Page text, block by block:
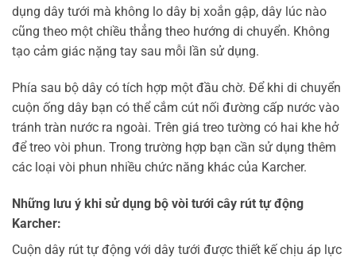
dụng dây tưới mà không lo dây bị xoắn gập, dây lúc nào
cũng theo một chiều thẳng theo hướng di chuyển. Không
tạo cảm giác nặng tay sau mỗi lần sử dụng.
Phía sau bộ dây có tích hợp một đầu chờ. Để khi di chuyển
cuộn ống dây bạn có thể cắm cút nối đường cấp nước vào
tránh tràn nước ra ngoài. Trên giá treo tường có hai khe hở
để treo vòi phun. Trong trường hợp bạn cần sử dụng thêm
các loại vòi phun nhiều chức năng khác của Karcher.
Những lưu ý khi sử dụng bộ vòi tưới cây rút tự động
Karcher:
Cuộn dây rút tự động với dây tưới được thiết kế chịu áp lực